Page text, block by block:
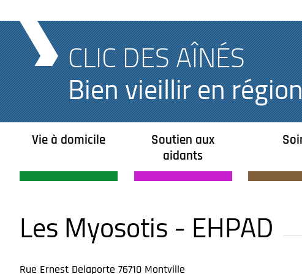
CLIC DES AÎNÉS
Bien vieillir en
Vie à domicile
Soutien aux
aidants
Les Myosotis - EHPAD
Rue Ernest Delaporte 76710 Montville